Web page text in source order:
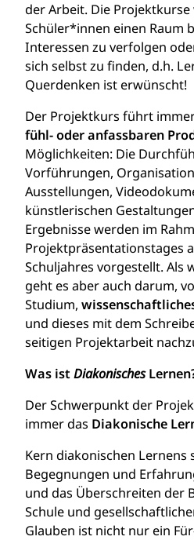
der Arbeit. Die
Schüler*innen einen Raum
Interessen zu verfolgen
sich selbst zu finden, d.h.
Querdenken ist erwünscht!
Der Projektkurs führt
fühl- oder anfassbaren
Möglichkeiten: Die
Vorführungen,
Ausstellungen,
künstlerischen
Ergebnisse werden im
Projektpräsentationstages
Schuljahres vorgestellt. Als
geht es aber auch darum,
Studium,
und dieses mit dem
seitigen Projektarbeit
Was istDiakonisches
Der Schwerpunkt der
immer das Diakonische
Kern diakonischen
Begegnungen und
und das Überschreiten der
Schule und
Glauben ist nicht nur ein